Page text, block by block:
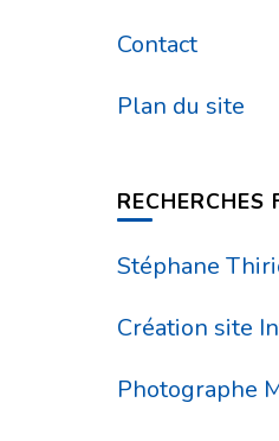
Contact
Plan du site
RECHERCHES
Stéphane
Création site
Photographe